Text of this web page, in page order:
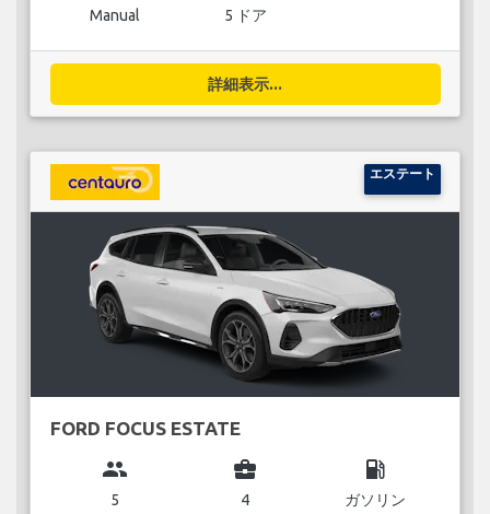
Manual 5 ドア
詳細表示...
エステート
FORD FOCUS ESTATE
group
5
business_center
4
local_gas_station
ガソリン